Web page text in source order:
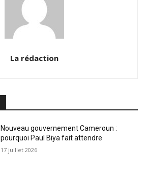
La rédaction
Nouveau gouvernement Cameroun :
pourquoi Paul Biya fait attendre
17 juillet 2026